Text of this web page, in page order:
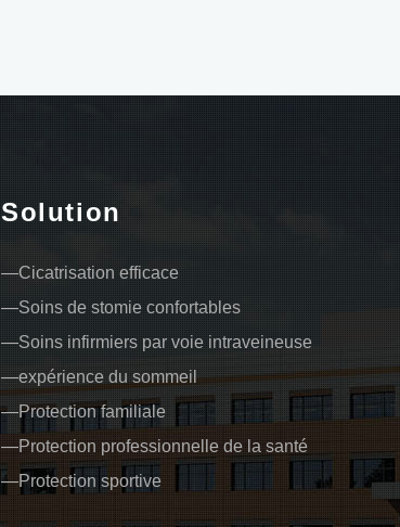
Solution
Cicatrisation efficace
Soins de stomie confortables
Soins infirmiers par voie intraveineuse
expérience du sommeil
Protection familiale
Protection professionnelle de la santé
Protection sportive